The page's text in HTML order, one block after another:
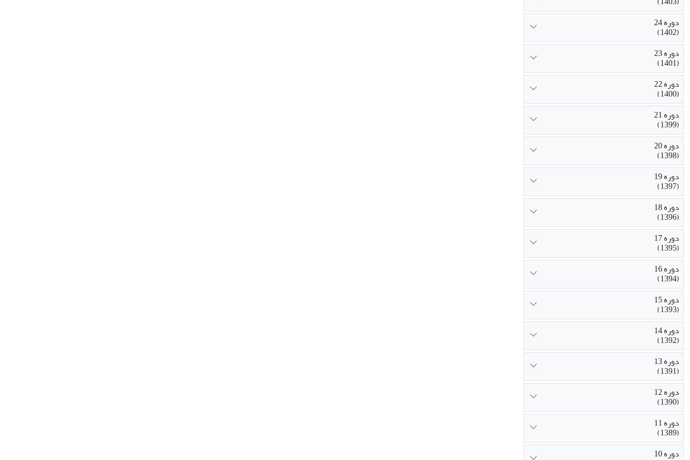
دوره 24
(1402)
دوره 23
(1401)
دوره 22
(1400)
دوره 21
(1399)
دوره 20
(1398)
دوره 19
(1397)
دوره 18
(1396)
دوره 17
(1395)
دوره 16
(1394)
دوره 15
(1393)
دوره 14
(1392)
دوره 13
(1391)
دوره 12
(1390)
دوره 11
(1389)
دوره 10